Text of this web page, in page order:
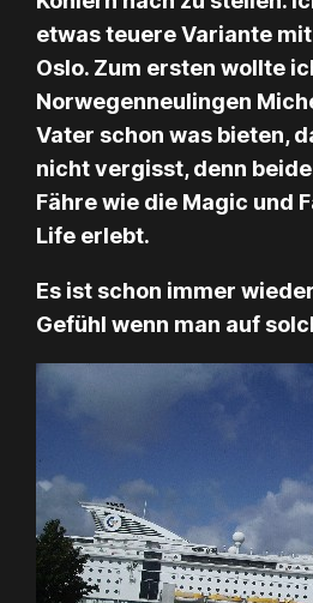
etwas teuere Variante
Oslo. Zum ersten wollte
Norwegenneulingen
Vater schon was bieten,
nicht vergisst, denn
Fähre wie die Magic und
Life erlebt.
Es ist schon immer
Gefühl wenn man auf